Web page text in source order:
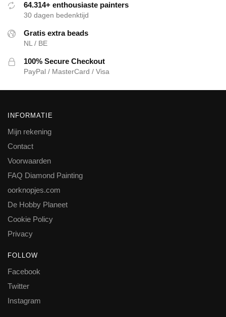
64.314+ enthousiaste painters
30 dagen bedenktijd
Gratis extra beads
NL / BE
100% Secure Checkout
PayPal / MasterCard / Visa
INFORMATIE
Mijn rekening
Contact
Voorwaarden
FAQ Diamond Painting
oorknopjes.com
De Hobby Planeet
Cookie Policy
Privacy
FOLLOW
Facebook
Twitter
Instagram